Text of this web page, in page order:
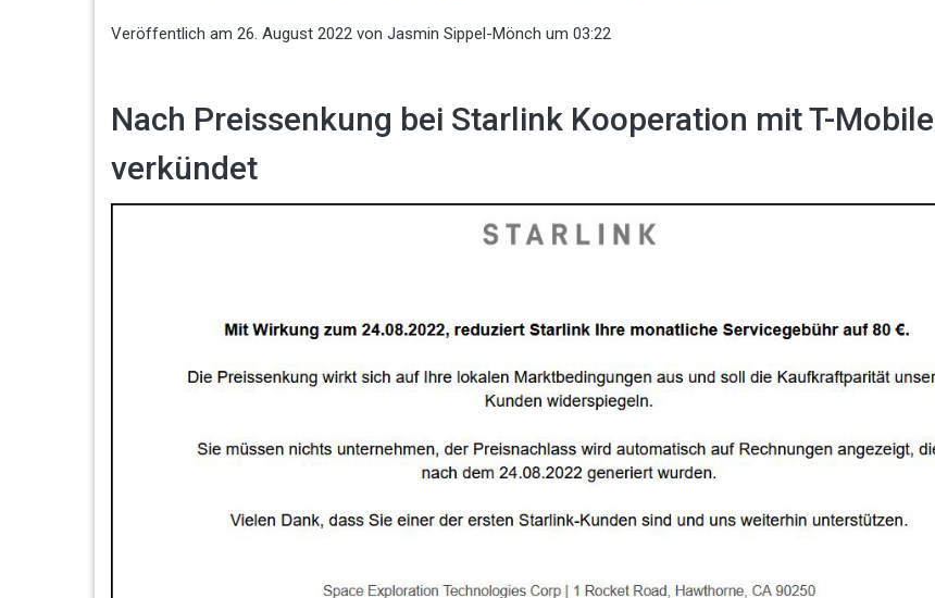
Veröffentlich am 26. August 2022 von Jasmin Sippel-Mönch um 03:22
Nach Preissenkung bei Starlink Kooperation mit T-Mobile
verkündet